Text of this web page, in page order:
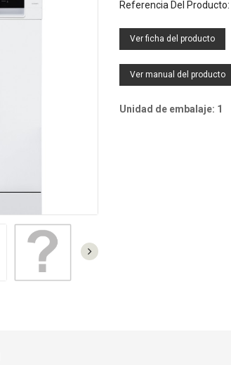
TF0134 - VENTILADOR
BLANCO 2 RANURAS
CORTAS ORBEGOZO
Referencia Del Producto:
Ver ficha del producto
Ver manual del producto
Unidad de embalaje: 1